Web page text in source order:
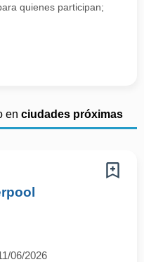
quienes participan;
en ciudades próximas
06/2026